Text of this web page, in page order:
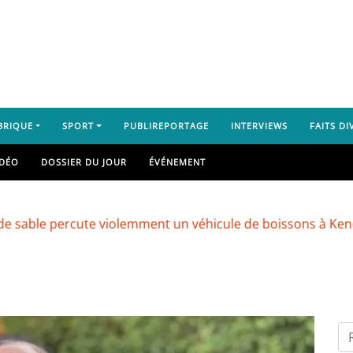
SPORT PUBLIREPORTAGE INTERVIEWS FAITS
DOSSIER DU JOUR ÉVÉNEMENT
violemment un véhicule de boissons à Kenendé